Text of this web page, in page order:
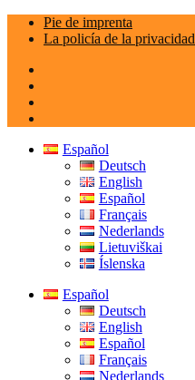
Saltar
Pie de imprenta
La policía de la privacidad
Español
Deutsch
English
Español
Français
Nederlands
Lietuviškai
Íslenska
Español
Deutsch
English
Español
Français
Nederlands